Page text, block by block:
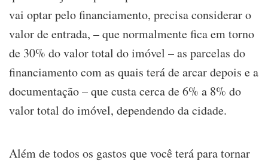
vai optar pelo financiamento, precisa considerar o
valor de entrada, – que normalmente fica em torno
de 30% do valor total do imóvel – as parcelas do
financiamento com as quais terá de arcar depois e a
documentação – que custa cerca de 6% a 8% do
valor total do imóvel, dependendo da cidade.
Além de todos os gastos que você terá para tornar